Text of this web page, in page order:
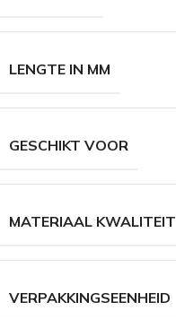
LENGTE IN MM
GESCHIKT VOOR
MATERIAAL KWALITEIT
VERPAKKINGSEENHEID